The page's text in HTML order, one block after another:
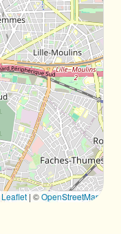
Leaflet | ©OpenStreetMap